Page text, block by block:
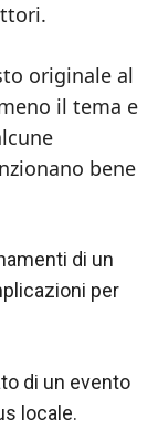
originale al
il tema e
bene
di un
per
di un evento
locale.